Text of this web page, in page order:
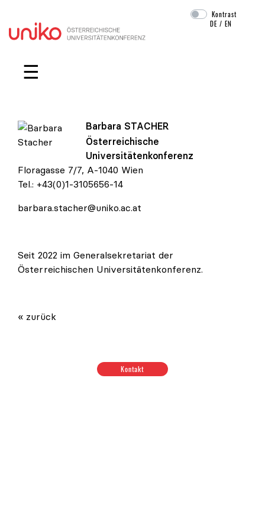
Navigation überspringen
Kontrast
DE /EN
☰
Barbara Stacher
Barbara STACHER
Österreichische
Universitätenkonferenz
Floragasse 7/7, A-1040 Wien
Tel.: +43(0)1-3105656-14
barbara.stacher@uniko.ac.at
Seit 2022 im Generalsekretariat der
Österreichischen Universitätenkonferenz.
« zurück
Kontakt